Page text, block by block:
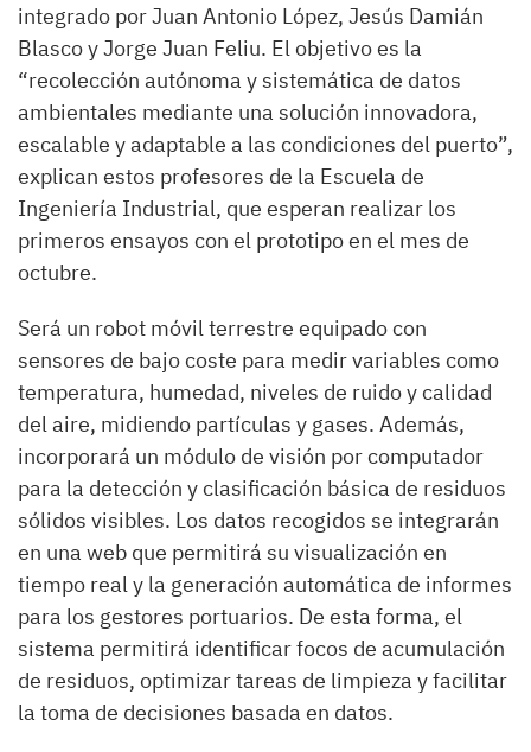
integrado por Juan Antonio López, Jesús Damián
Blasco y Jorge Juan Feliu. El objetivo es la
“recolección autónoma y sistemática de datos
ambientales mediante una solución innovadora,
escalable y adaptable a las condiciones del puerto”,
explican estos profesores de la Escuela de
Ingeniería Industrial, que esperan realizar los
primeros ensayos con el prototipo en el mes de
octubre.
Será un robot móvil terrestre equipado con
sensores de bajo coste para medir variables como
temperatura, humedad, niveles de ruido y calidad
del aire, midiendo partículas y gases. Además,
incorporará un módulo de visión por computador
para la detección y clasificación básica de residuos
sólidos visibles. Los datos recogidos se integrarán
en una web que permitirá su visualización en
tiempo real y la generación automática de informes
para los gestores portuarios. De esta forma, el
sistema permitirá identificar focos de acumulación
de residuos, optimizar tareas de limpieza y facilitar
la toma de decisiones basada en datos.